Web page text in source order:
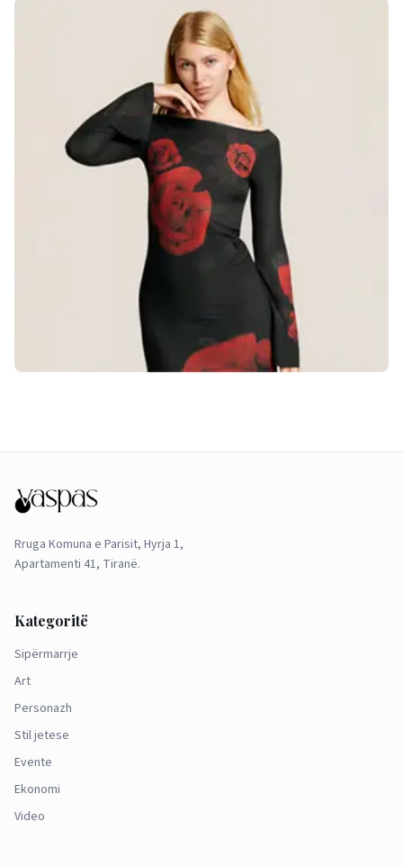
Rruga Komuna e Parisit, Hyrja 1,
Apartamenti 41, Tiranë.
Kategoritë
Sipërmarrje
Art
Personazh
Stil jetese
Evente
Ekonomi
Video